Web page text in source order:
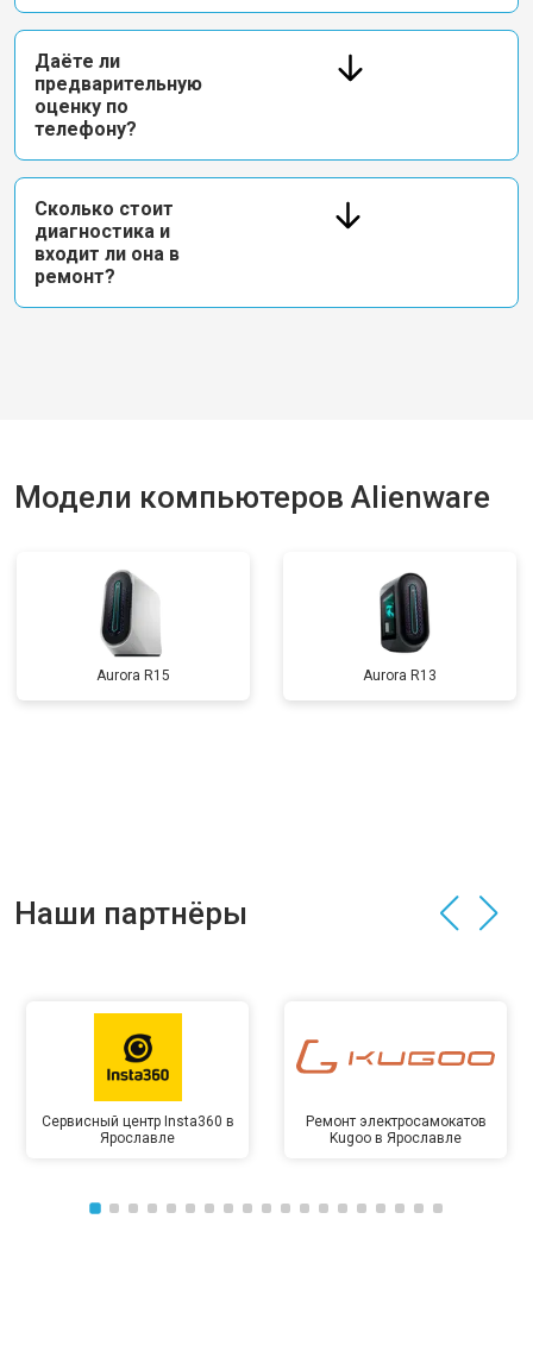
Даёте ли
предварительную
оценку по
телефону?
Сколько стоит
диагностика и
входит ли она в
ремонт?
Модели компьютеров Alienware
Aurora R15 Aurora R13
Наши партнёры
Сервисный центр Insta360 в
Ярославле
Ремонт электросамокатов
Kugoo в Ярославле